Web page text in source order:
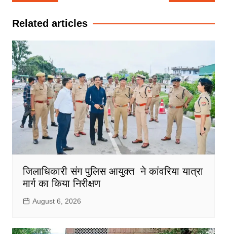
Related articles
जिलाधिकारी संग पुलिस आयुक्त ने कांवरिया यात्रा
मार्ग का किया निरीक्षण
August 6, 2026